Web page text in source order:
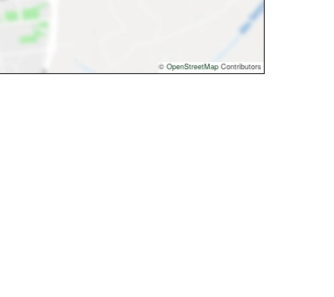
© OpenStreetMap Contributors